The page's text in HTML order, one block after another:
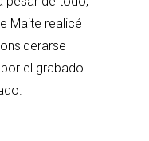
Maite realicé
el grabado